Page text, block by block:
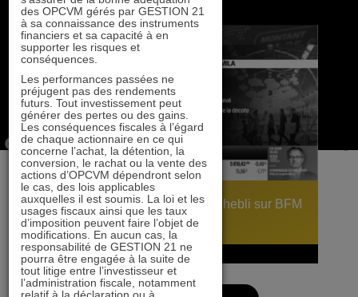
Carmila : interview d’Alexis Chebli sur BFM
Bourse
02 septembre 2025
des OPCVM gérés par GESTION 21
à sa connaissance des instruments
financiers et sa capacité à en
supporter les risques et
conséquences.
Les performances passées ne
préjugent pas des rendements
futurs. Tout investissement peut
générer des pertes ou des gains.
Les conséquences fiscales à l’égard
de chaque actionnaire en ce qui
concerne l’achat, la détention, la
conversion, le rachat ou la vente des
actions d’OPCVM dépendront selon
le cas, des lois applicables
auxquelles il est soumis. La loi et les
usages fiscaux ainsi que les taux
d’imposition peuvent faire l’objet de
modifications. En aucun cas, la
responsabilité de GESTION 21 ne
pourra être engagée à la suite de
tout litige entre l’investisseur et
l’administration fiscale, notamment